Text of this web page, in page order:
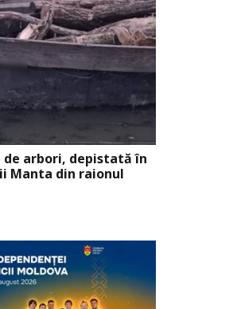
arbori, depistată în
Manta din raionul